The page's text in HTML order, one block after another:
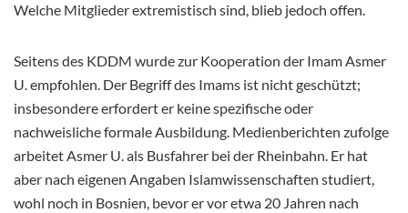
Welche Mitglieder extremistisch sind, blieb jedoch offen.
Seitens des KDDM wurde zur Kooperation der Imam Asmer
U. empfohlen. Der Begriff des Imams ist nicht geschützt;
insbesondere erfordert er keine spezifische oder
nachweisliche formale Ausbildung. Medienberichten zufolge
arbeitet Asmer U. als Busfahrer bei der Rheinbahn. Er hat
aber nach eigenen Angaben Islamwissenschaften studiert,
wohl noch in Bosnien, bevor er vor etwa 20 Jahren nach